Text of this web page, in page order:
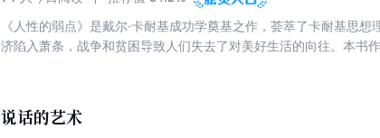
《人性的弱点》是戴尔·卡耐基成功学奠基之作，荟萃了卡耐基思
济陷入萧条，战争和贫困导致人们失去了对美好生活的向往。本书
说话的艺术